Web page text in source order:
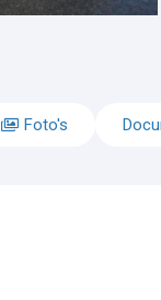
Foto's